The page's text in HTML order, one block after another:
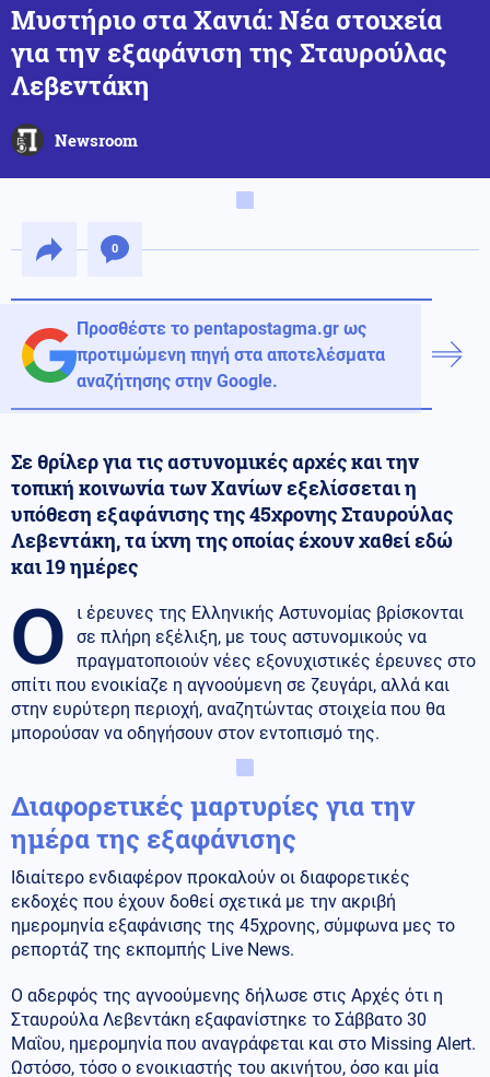
Μυστήριο στα Χανιά: Νέα στοιχεία
για την εξαφάνιση της Σταυρούλας
Λεβεντάκη
Newsroom
0
Προσθέστε το pentapostagma.gr ως
προτιμώμενη πηγή στα αποτελέσματα
αναζήτησης στην Google.
Σε θρίλερ για τις αστυνομικές αρχές και την
τοπική κοινωνία των Χανίων εξελίσσεται η
υπόθεση εξαφάνισης της 45χρονης Σταυρούλας
Λεβεντάκη, τα ίχνη της οποίας έχουν χαθεί εδώ
και 19 ημέρες
Ο
ι έρευνες της Ελληνικής Αστυνομίας βρίσκονται
σε πλήρη εξέλιξη, με τους αστυνομικούς να
πραγματοποιούν νέες εξονυχιστικές έρευνες στο
σπίτι που ενοικίαζε η αγνοούμενη σε ζευγάρι, αλλά και
στην ευρύτερη περιοχή, αναζητώντας στοιχεία που θα
μπορούσαν να οδηγήσουν στον εντοπισμό της.
Διαφορετικές μαρτυρίες για την
ημέρα της εξαφάνισης
Ιδιαίτερο ενδιαφέρον προκαλούν οι διαφορετικές
εκδοχές που έχουν δοθεί σχετικά με την ακριβή
ημερομηνία εξαφάνισης της 45χρονης, σύμφωνα μες το
ρεπορτάζ της εκπομπής Live News.
Ο αδερφός της αγνοούμενης δήλωσε στις Αρχές ότι η
Σταυρούλα Λεβεντάκη εξαφανίστηκε το Σάββατο 30
Μαΐου, ημερομηνία που αναγράφεται και στο Missing Alert.
Ωστόσο, τόσο ο ενοικιαστής του ακινήτου, όσο και μία